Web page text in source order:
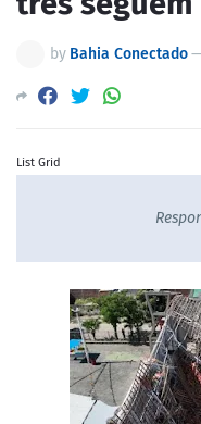
by Bahia Conectado
List Grid